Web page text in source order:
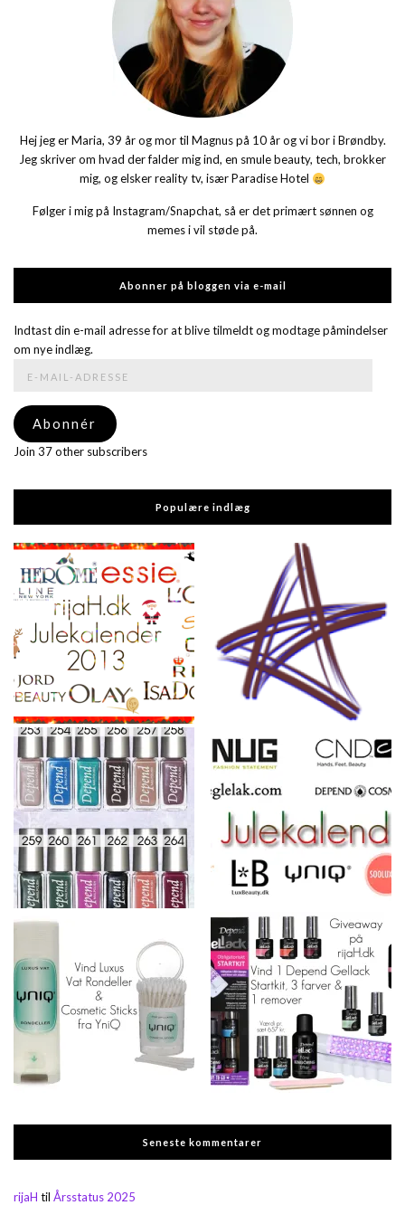
Hej jeg er Maria, 39 år og mor til Magnus på 10 år og vi bor i Brøndby.
Jeg skriver om hvad der falder mig ind, en smule beauty, tech, brokker
mig, og elsker reality tv, især Paradise Hotel
Følger i mig på Instagram/Snapchat, så er det primært sønnen og
memes i vil støde på.
Abonner på bloggen via e-mail
Indtast din e-mail adresse for at blive tilmeldt og modtage påmindelser
om nye indlæg.
adresse
Abonnér
Join 37 other subscribers
Populære indlæg
Seneste kommentarer
rijaH til Årsstatus 2025